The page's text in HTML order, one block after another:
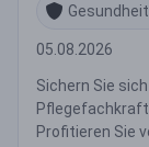
05.08.2026
Sichern Sie
Profitieren Sie